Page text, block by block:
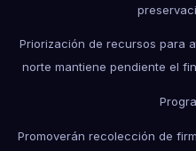
Priorización de recursos para
norte mantiene pendiente el
Promoverán recolección de